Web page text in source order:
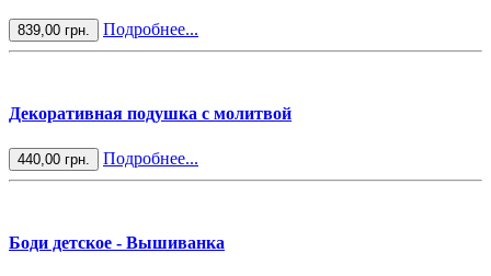
839,00 грн. Подробнее...
Декоративная подушка с молитвой
440,00 грн. Подробнее...
Боди детское - Вышиванка